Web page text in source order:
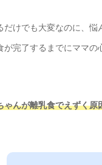
だけでも大変なのに、悩
が完了するまでにママの
ゃんが離乳食でえずく原